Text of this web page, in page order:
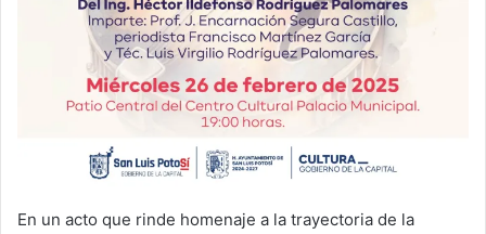
En un acto que rinde homenaje a la trayectoria de la